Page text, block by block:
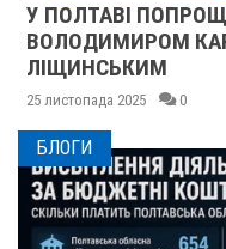
У ПОЛТАВІ
ВОЛОДИМИРОМ
ЛІЩИНСЬКИМ
25 листопада 2025 0
БЛОГИ